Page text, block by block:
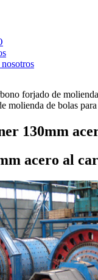
forjado de
molienda de bolas
130mm
acero al